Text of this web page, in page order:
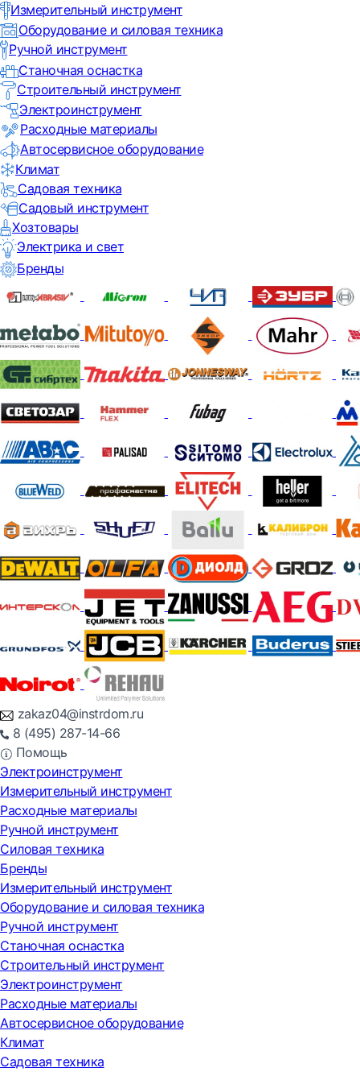
Измерительный инструмент
Оборудование и силовая техника
Ручной инструмент
Станочная оснастка
Строительный инструмент
Электроинструмент
Расходные материалы
Автосервисное оборудование
Климат
Садовая техника
Садовый инструмент
Хозтовары
Электрика и свет
Бренды
zakaz04@instrdom.ru
8 (495) 287-14-66
Помощь
Электроинструмент
Измерительный инструмент
Расходные материалы
Ручной инструмент
Силовая техника
Бренды
Измерительный инструмент
Оборудование и силовая техника
Ручной инструмент
Станочная оснастка
Строительный инструмент
Электроинструмент
Расходные материалы
Автосервисное оборудование
Климат
Садовая техника